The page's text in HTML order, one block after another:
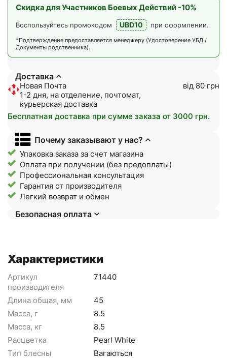
Скидка для Участников Боевых Действий -10%
Воспользуйтесь промокодом UBD10 при оформлении.
*Подтверждение предоставляется менеджеру (Удостоверение УБД /
Документы родственника).
Доставка
Новая Почта
1-2 дня, на отделение, почтомат,
курьерская доставка
від 80 грн
Бесплатная доставка при сумме заказа от 3000 грн.
Почему заказывают у нас?
Упаковка заказа за счет магазина
Оплата при получении (без предоплаты)
Профессиональная консультация
Гарантия от производителя
Легкий возврат и обмен
Безопасная оплата
Характеристики
Артикул
производителя
71440
Длина общая, мм
45
Масса, г
8.5
Масса, кг
8.5
Расцветка
Pearl White
Тип блесны
Вагаються